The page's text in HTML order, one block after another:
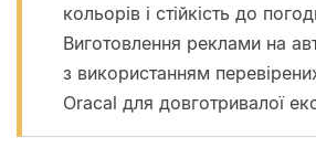
кольорів і стійкість до
Виготовлення реклами на
з використанням
Oracal для довготривалої